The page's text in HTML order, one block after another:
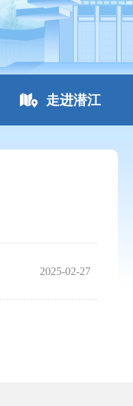
走进潜江
2025-02-27